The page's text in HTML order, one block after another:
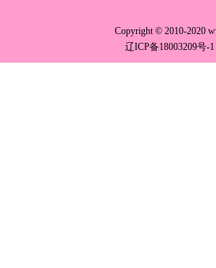
Copyright © 2010-2020
辽ICP备18003209号-